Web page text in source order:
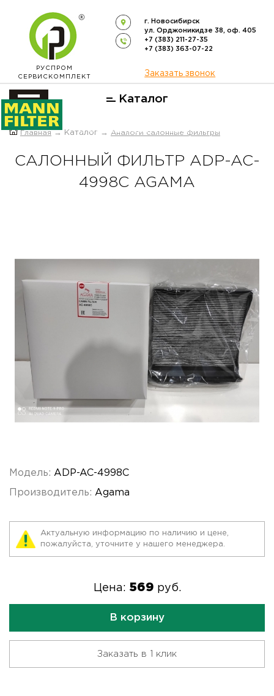
РУСПРОМ
СЕРВИСКОМПЛЕКТ
г. Новосибирск
ул. Орджоникидзе 38, оф. 405
+7 (383) 211-27-35
+7 (383) 363-07-22
Заказать звонок
Каталог
ОФИЦИАЛЬНЫЙ ДИСТРИБЬЮТОР
Главная → Каталог → Аналоги салонные фильтры
САЛОННЫЙ ФИЛЬТР ADP-AC-
4998C AGAMA
Модель: ADP-AC-4998C
Производитель: Agama
Актуальную информацию по наличию и цене,
пожалуйста, уточните у нашего менеджера.
Цена: 569 руб.
В корзину
Заказать в 1 клик